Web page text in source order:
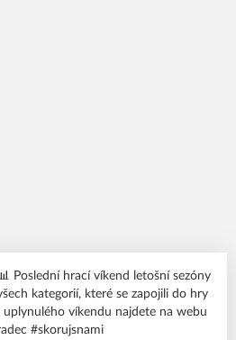
Poslední hrací víkend letošní sezóny
kategorií, které se zapojili do hry
uplynulého víkendu najdete na webu
#skorujsnami